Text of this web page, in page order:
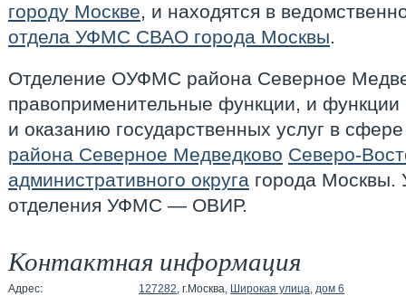
городу Москве, и находятся в
отдела УФМС СВАО города Москвы.
Отделение ОУФМС района Северное
правоприменительные функции, и функции
и оказанию государственных услуг в
района Северное Медведково Северо-
административного округа города Москвы.
отделения УФМС — ОВИР.
Контактная информация
Адрес: 127282, г.Москва, Широкая улица, дом 6